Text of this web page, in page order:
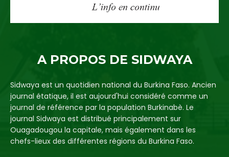
A PROPOS DE SIDWAYA
Sidwaya est un quotidien national du Burkina Faso. Ancien
journal étatique, il est aujourd'hui considéré comme un
journal de référence par la population Burkinabè. Le
journal Sidwaya est distribué principalement sur
Ouagadougou la capitale, mais également dans les
chefs-lieux des différentes régions du Burkina Faso.